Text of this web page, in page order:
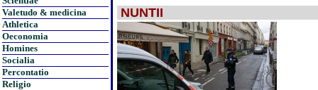
Valetudo & medicina
Athletica
Oeconomia
Homines
Socialia
Percontatio
Religio
NUNTII